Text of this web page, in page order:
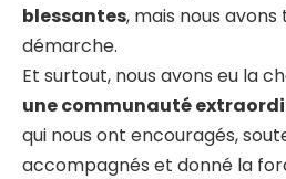
blessantes, mais nous
démarche.
Et surtout, nous avons eu la
une communauté
qui nous ont encouragés,
accompagnés et donné la